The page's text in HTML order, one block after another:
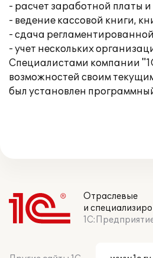
- расчет заработной платы
- ведение кассовой книги,
- сдача
- учет нескольких
Специалистами компании
возможностей своим
был установлен
Отраслевые
и